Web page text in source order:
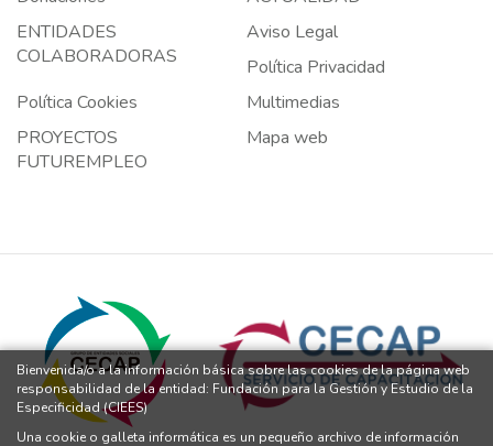
ENTIDADES
COLABORADORAS
Aviso Legal
Política Privacidad
Política Cookies
Multimedias
PROYECTOS
FUTUREMPLEO
Mapa web
Bienvenida/o a la información básica sobre las cookies de la página web
responsabilidad de la entidad: Fundación para la Gestión y Estudio de la
Especificidad (CIEES)
Una cookie o galleta informática es un pequeño archivo de información